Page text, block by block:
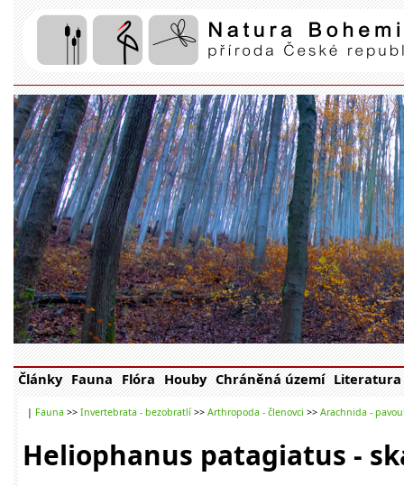
Články Fauna Flóra Houby Chráněná území Literatura
| Fauna >> Invertebrata - bezobratlí >> Arthropoda - členovci >> Arachnida -
Heliophanus patagiatus -